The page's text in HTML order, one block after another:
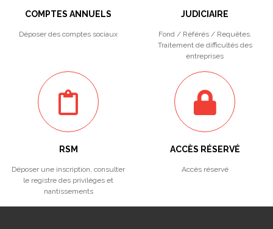
COMPTES ANNUELS
Déposer des comptes sociaux
JUDICIAIRE
Fond / Référés / Requêtes.
Traitement de difficultés des
entreprises
RSM
Déposer une inscription, consulter
le registre des privilèges et
nantissements
ACCÈS RÉSERVÉ
Accès réservé